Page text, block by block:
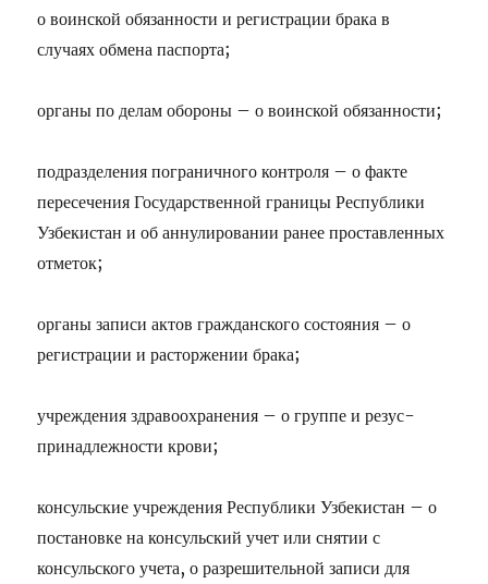
о воинской обязанности и регистрации брака в
случаях обмена паспорта;
органы по делам обороны – о воинской обязанности;
подразделения пограничного контроля – о факте
пересечения Государственной границы Республики
Узбекистан и об аннулировании ранее проставленных
отметок;
органы записи актов гражданского состояния – о
регистрации и расторжении брака;
учреждения здравоохранения – о группе и резус-
принадлежности крови;
консульские учреждения Республики Узбекистан – о
постановке на консульский учет или снятии с
консульского учета, о разрешительной записи для